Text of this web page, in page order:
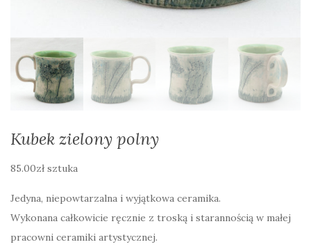
Kubek zielony polny
85.00zł sztuka
Jedyna, niepowtarzalna i wyjątkowa ceramika.
Wykonana całkowicie ręcznie z troską i starannością w małej
pracowni ceramiki artystycznej.